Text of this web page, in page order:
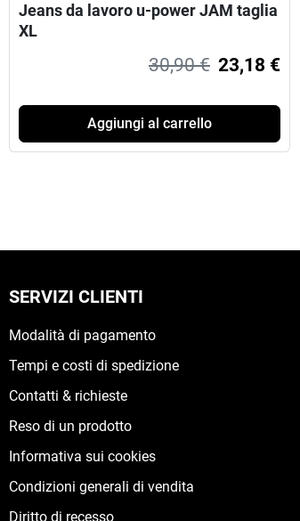
Jeans da lavoro u-power JAM taglia
XL
30,90 € 23,18 €
Aggiungi al carrello
SERVIZI CLIENTI
Modalità di pagamento
Tempi e costi di spedizione
Contatti & richieste
Reso di un prodotto
Informativa sui cookies
Condizioni generali di vendita
Diritto di recesso